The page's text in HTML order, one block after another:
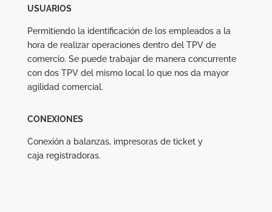
USUARIOS
Permitiendo la identificación de los empleados a la
hora de realizar operaciones dentro del TPV de
comercio. Se puede trabajar de manera concurrente
con dos TPV del mismo local lo que nos da mayor
agilidad comercial.
CONEXIONES
Conexión a balanzas, impresoras de ticket y
caja registradoras.